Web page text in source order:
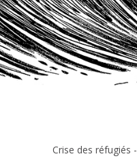
Crise des réfugiés